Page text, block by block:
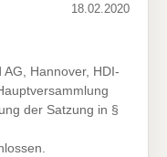
18.02.2020
Hannover, HDI-
der Satzung in §